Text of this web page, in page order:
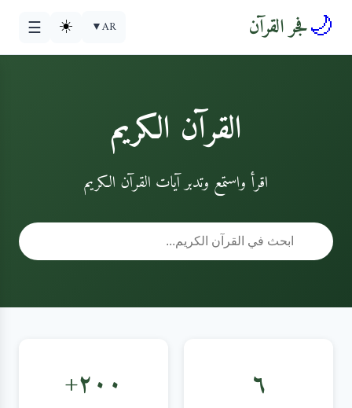
🌙فجر القرآن AR
▼
☀️
☰
القرآن الكريم
اقرأ واستمع وتدبر آيات القرآن الكريم
٦ ٢٠٠+